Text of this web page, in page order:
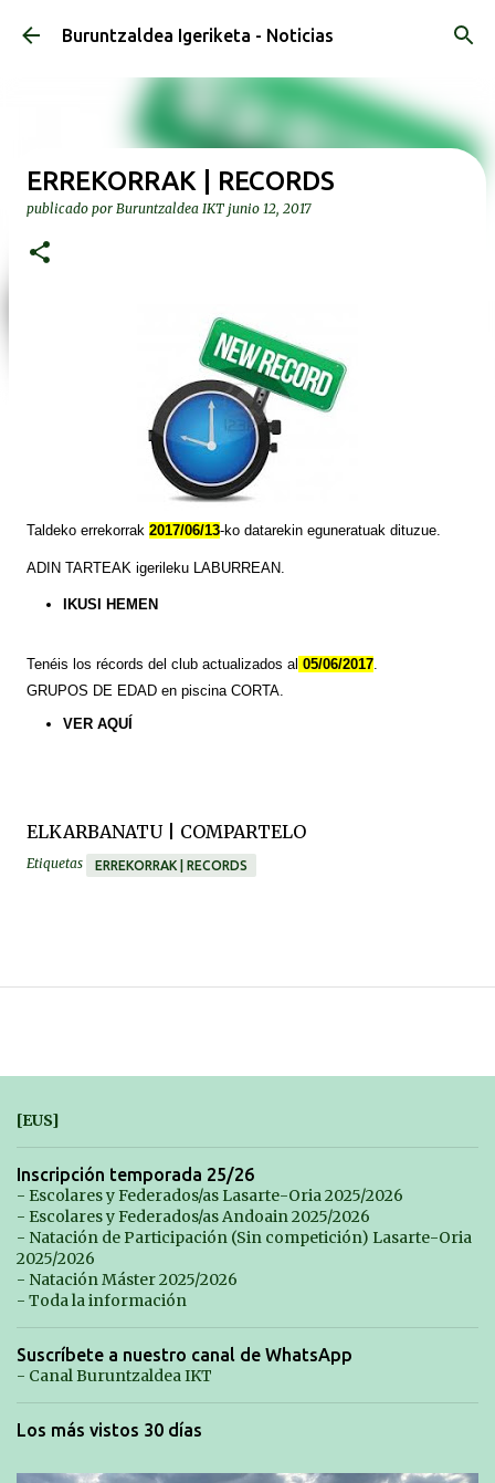
Ir al contenido principal
Buruntzaldea Igeriketa - Noticias
ERREKORRAK | RECORDS
publicado por Buruntzaldea IKT junio 12, 2017
Taldeko errekorrak 2017/06/13-ko datarekin eguneratuak dituzue.
ADIN TARTEAK igerileku LABURREAN.
IKUSI HEMEN
Tenéis los récords del club actualizados al 05/06/2017.
GRUPOS DE EDAD en piscina CORTA.
VERAQUÍ
ELKARBANATU | COMPARTELO
Etiquetas ERREKORRAK | RECORDS
[EUS]
Inscripción temporada 25/26
- Escolares y Federados/as Lasarte-Oria 2025/2026
- Escolares y Federados/as Andoain 2025/2026
- Natación de Participación (Sin competición) Lasarte-Oria
2025/2026
- Natación Máster 2025/2026
- Toda la información
Suscríbete a nuestro canal de WhatsApp
- Canal Buruntzaldea IKT
Los más vistos 30 días